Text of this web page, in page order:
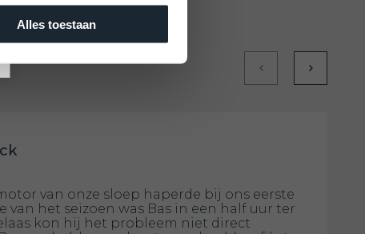
Alles toestaan
van onze sloep haperde bij ons eerste
van het seizoen was Bas in een half uur ter
kon hij het probleem niet direct